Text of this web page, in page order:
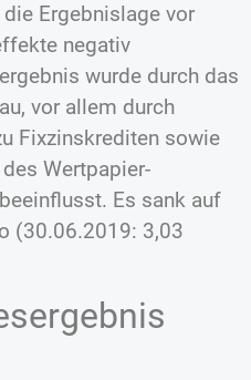
Ergebnislage vor
negativ
wurde durch das
vor allem durch
Fixzinskrediten sowie
Wertpapier-
Es sank auf
(30.06.2019: 3,03